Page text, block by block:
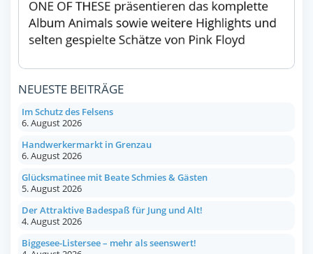
NEUESTE BEITRÄGE
Im Schutz des Felsens
6. August 2026
Handwerkermarkt in Grenzau
6. August 2026
Glücksmatinee mit Beate Schmies & Gästen
5. August 2026
Der Attraktive Badespaß für Jung und Alt!
4. August 2026
Biggesee-Listersee – mehr als seenswert!